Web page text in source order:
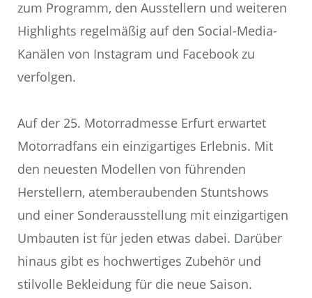
zum Programm, den Ausstellern und weiteren
Highlights regelmäßig auf den Social-Media-
Kanälen von Instagram und Facebook zu
verfolgen.
Auf der 25. Motorradmesse Erfurt erwartet
Motorradfans ein einzigartiges Erlebnis. Mit
den neuesten Modellen von führenden
Herstellern, atemberaubenden Stuntshows
und einer Sonderausstellung mit einzigartigen
Umbauten ist für jeden etwas dabei. Darüber
hinaus gibt es hochwertiges Zubehör und
stilvolle Bekleidung für die neue Saison.